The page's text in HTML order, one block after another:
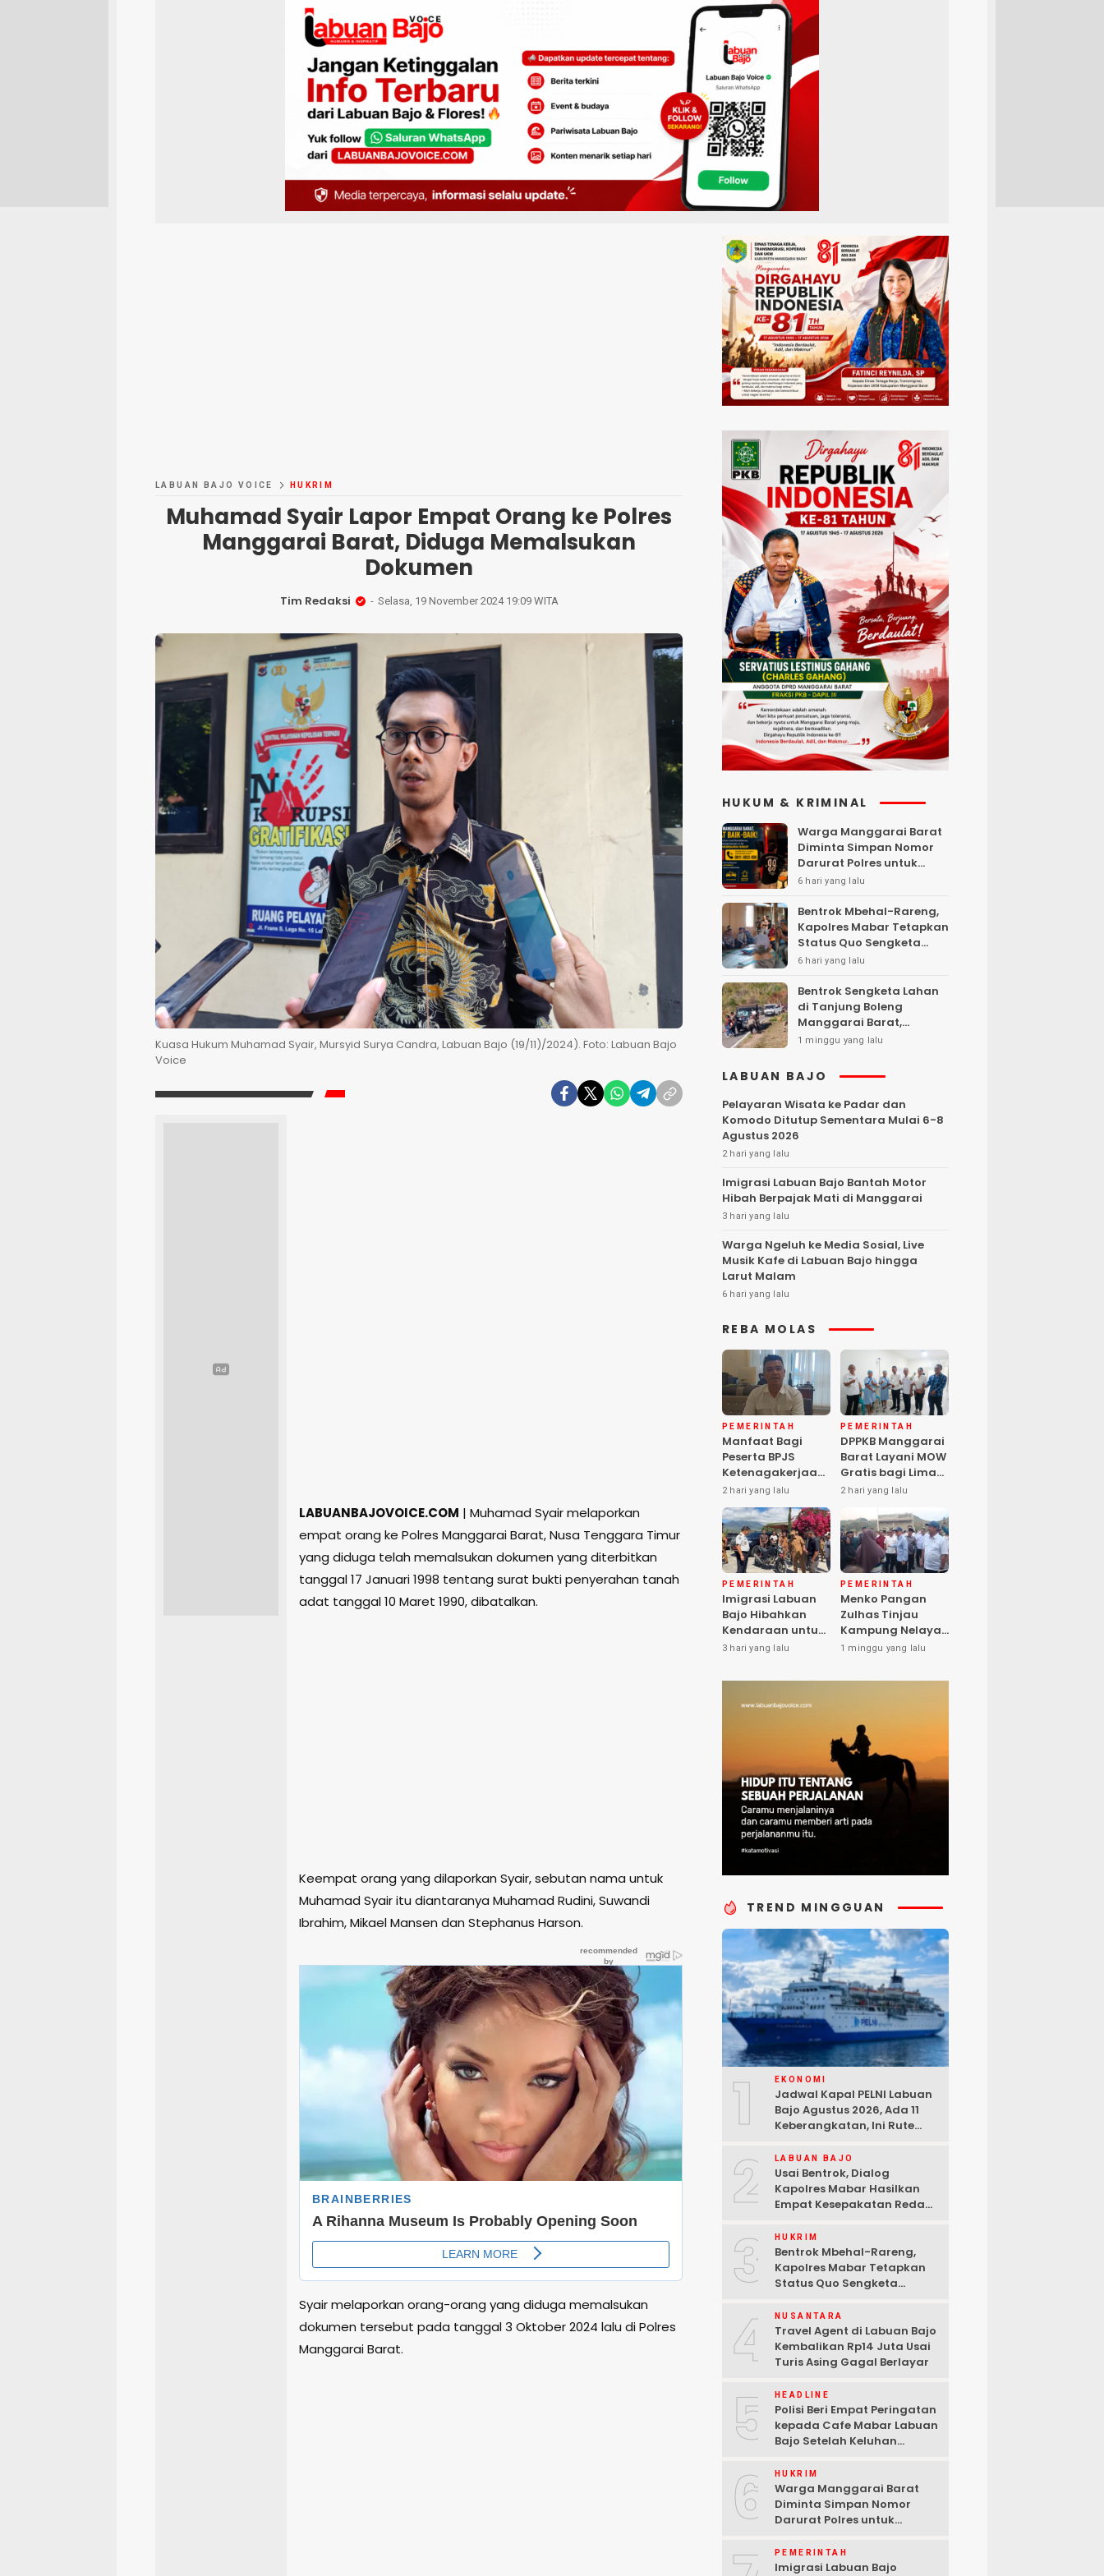
LABUAN BAJO VOICE HUKRIM
Muhamad Syair Lapor Empat Orang ke Polres
Manggarai Barat, Diduga Memalsukan
Dokumen
Tim Redaksi Selasa, 19 November 2024 19:09 WITA
Kuasa Hukum Muhamad Syair, Mursyid Surya Candra, Labuan Bajo (19/11)/2024). Foto: Labuan Bajo
Voice
LABUANBAJOVOICE.COM | Muhamad Syair melaporkan
empat orang ke Polres Manggarai Barat, Nusa Tenggara Timur
yang diduga telah memalsukan dokumen yang diterbitkan
tanggal 17 Januari 1998 tentang surat bukti penyerahan tanah
adat tanggal 10 Maret 1990, dibatalkan.
Keempat orang yang dilaporkan Syair, sebutan nama untuk
Muhamad Syair itu diantaranya Muhamad Rudini, Suwandi
Ibrahim, Mikael Mansen dan Stephanus Harson.
Syair melaporkan orang-orang yang diduga memalsukan
dokumen tersebut pada tanggal 3 Oktober 2024 lalu di Polres
Manggarai Barat.
HUKUM & KRIMINAL
Warga Manggarai Barat
Diminta Simpan Nomor
Darurat Polres untuk
Laporan Kamtibmas
6 hari yang lalu
Bentrok Mbehal-Rareng,
Kapolres Mabar Tetapkan
Status Quo Sengketa
Lengkong Warang
6 hari yang lalu
Bentrok Sengketa Lahan
di Tanjung Boleng
Manggarai Barat,
Kendaraan Dibakar
1 minggu yang lalu
LABUAN BAJO
Pelayaran Wisata ke Padar dan
Komodo Ditutup Sementara Mulai 6-8
Agustus 2026
2 hari yang lalu
Imigrasi Labuan Bajo Bantah Motor
Hibah Berpajak Mati di Manggarai
3 hari yang lalu
Warga Ngeluh ke Media Sosial, Live
Musik Kafe di Labuan Bajo hingga
Larut Malam
6 hari yang lalu
REBA MOLAS
PEMERINTAH
Manfaat Bagi
Peserta BPJS
Ketenagakerjaan
Dapat Santunan
Kematian hingga
Beasiswa Anak
2 hari yang lalu
PEMERINTAH
DPPKB Manggarai
Barat Layani MOW
Gratis bagi Lima
Peserta, Biaya
Pemerintah
2 hari yang lalu
PEMERINTAH
Imigrasi Labuan
Bajo Hibahkan
Kendaraan untuk
Lima Desa Cegah
3 hari yang lalu
PEMERINTAH
Menko Pangan
Zulhas Tinjau
Kampung Nelayan
Modern Warloka,
Sarana
1 minggu yang lalu
TREND MINGGUAN
1 EKONOMI
Jadwal Kapal PELNI Labuan
Bajo Agustus 2026, Ada 11
Keberangkatan, Ini Rute
2 LABUAN BAJO
Usai Bentrok, Dialog
Kapolres Mabar Hasilkan
Empat Kesepakatan Redam
3 HUKRIM
Bentrok Mbehal-Rareng,
Kapolres Mabar Tetapkan
Status Quo Sengketa
4 NUSANTARA
Travel Agent di Labuan Bajo
Kembalikan Rp14 Juta Usai
Turis Asing Gagal Berlayar
5 HEADLINE
Polisi Beri Empat Peringatan
kepada Cafe Mabar Labuan
Bajo Setelah Keluhan
6 HUKRIM
Warga Manggarai Barat
Diminta Simpan Nomor
Darurat Polres untuk
PEMERINTAH
Imigrasi Labuan Bajo